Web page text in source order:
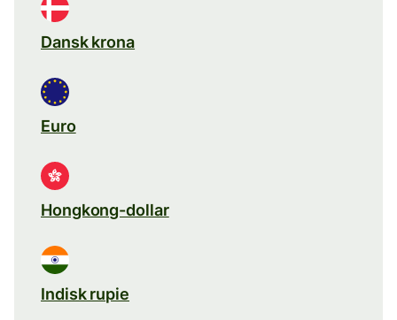
Dansk krona
Euro
Hongkong-dollar
Indisk rupie